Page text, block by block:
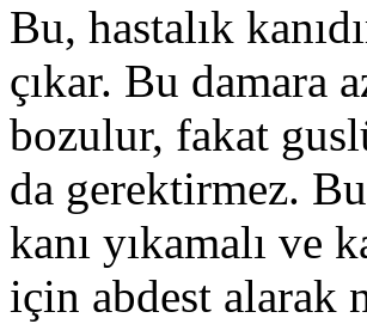
Bu, hastalık
çıkar. Bu damara
bozulur, fakat
da gerektirmez.
kanı yıkamalı ve
için abdest alarak